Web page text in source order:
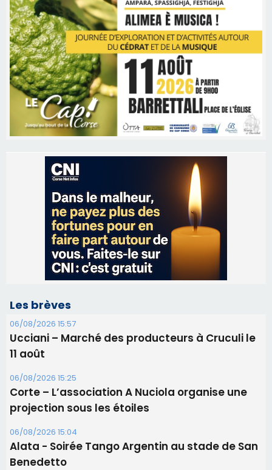
Les brèves
06/08/2026 15:57
Ucciani – Marché des producteurs à Cruculi le
06/08/2026 15:25
Corte – L’association A Nuciola organise une
06/08/2026 15:04
Alata - Soirée Tango Argentin au stade de San
Benedetto
05/08/2026 09:53
Biguglia : messe de la Sainte-Marie et
procession le 14 août
31/07/2026 08:24
Tennis - Début ce week-end du tournoi du
RCPV